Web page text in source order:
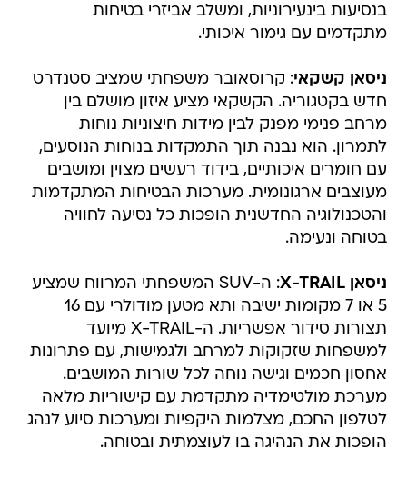
בנסיעות בינעירוניות, ומשלב אביזרי בטיחות
מתקדמים עם גימור איכותי.
ניסאן קשקאי: קרוסאובר משפחתי שמציב סטנדרט
חדש בקטגוריה. הקשקאי מציע איזון מושלם בין
מרחב פנימי מפנק לבין מידות חיצוניות נוחות
לתמרון. הוא נבנה תוך התמקדות בנוחות הנוסעים,
עם חומרים איכותיים, בידוד רעשים מצוין ומושבים
מעוצבים ארגונומית. מערכות הבטיחות המתקדמות
והטכנולוגיה החדשנית הופכות כל נסיעה לחוויה
בטוחה ונעימה.
ניסאן X-TRAIL
: ה-SUV המשפחתי המרווח שמציע
5 או 7 מקומות ישיבה ותא מטען מודולרי עם 16
תצורות סידור אפשריות. ה-X-TRAIL מיועד
למשפחות שזקוקות למרחב ולגמישות, עם פתרונות
אחסון חכמים וגישה נוחה לכל שורות המושבים.
מערכת מולטימדיה מתקדמת עם קישוריות מלאה
לטלפון החכם, מצלמות היקפיות ומערכות סיוע לנהג
הופכות את הנהיגה בו לעוצמתית ובטוחה.